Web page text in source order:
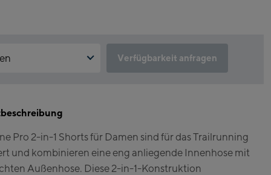
Kaprun
Talstation /
Alpincenter
Verfügbarkeit anfragen
zulassen
Pro 2-in-1 Shorts für Damen sind für das Trailrunning
und kombinieren eine eng anliegende Innenhose mit
Außenhose. Diese 2-in-1-Konstruktion